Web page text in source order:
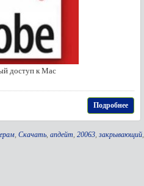
доступ к Mac
Подробнее
, Скачать, апдейт, 20063, закрывающий,